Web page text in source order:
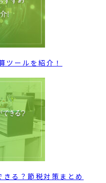
ツールを紹介！
る？節税対策まとめ